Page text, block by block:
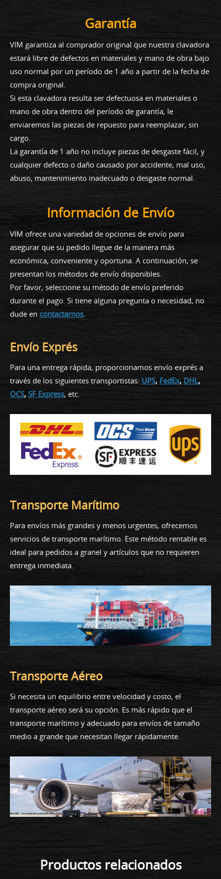
Garantía
VIM garantiza al comprador original que nuestra clavadora
estará libre de defectos en materiales y mano de obra bajo
uso normal por un período de 1 año a partir de la fecha de
compra original.
Si esta clavadora resulta ser defectuosa en materiales o
mano de obra dentro del período de garantía, le
enviaremos las piezas de repuesto para reemplazar, sin
cargo.
La garantía de 1 año no incluye piezas de desgaste fácil, y
cualquier defecto o daño causado por accidente, mal uso,
abuso, mantenimiento inadecuado o desgaste normal.
Información de Envío
VIM ofrece una variedad de opciones de envío para
asegurar que su pedido llegue de la manera más
económica, conveniente y oportuna. A continuación, se
presentan los métodos de envío disponibles.
Por favor, seleccione su método de envío preferido
durante el pago. Si tiene alguna pregunta o necesidad, no
dude en contactarnos.
Envío Exprés
Para una entrega rápida, proporcionamos envío exprés a
través de los siguientes transportistas: UPS, FedEx, DHL,
OCS, SF Express, etc.
Transporte Marítimo
Para envíos más grandes y menos urgentes, ofrecemos
servicios de transporte marítimo. Este método rentable es
ideal para pedidos a granel y artículos que no requieren
entrega inmediata.
Transporte Aéreo
Si necesita un equilibrio entre velocidad y costo, el
transporte aéreo será su opción. Es más rápido que el
transporte marítimo y adecuado para envíos de tamaño
medio a grande que necesitan llegar rápidamente.
Productos relacionados